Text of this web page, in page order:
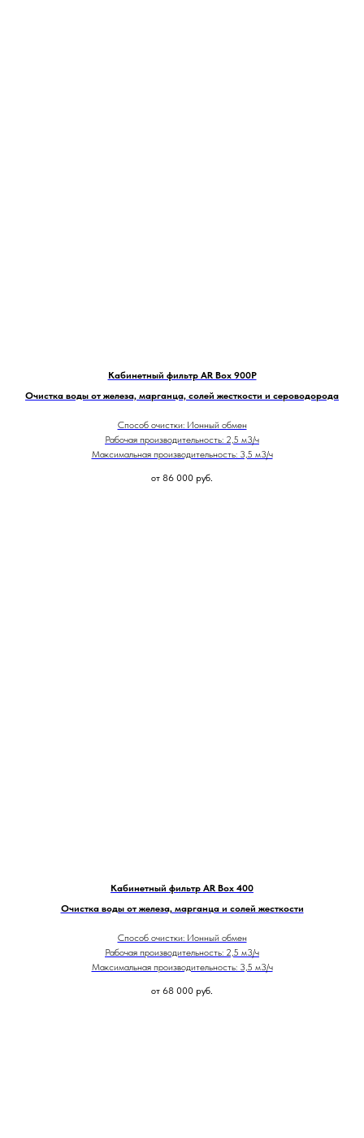
Кабинетный фильтр AR Box 900P
Очистка воды от железа, марганца, солей жесткости и сероводорода
Способ очистки: Ионный обмен
Рабочая производительность: 2,5 м3/ч
Максимальная производительность: 3,5 м3/ч
от 86 000 руб.
Кабинетный фильтр AR Box 400
Очистка воды от железа, марганца и солей жесткости
Способ очистки: Ионный обмен
Рабочая производительность: 2,5 м3/ч
Максимальная производительность: 3,5 м3/ч
от 68 000 руб.